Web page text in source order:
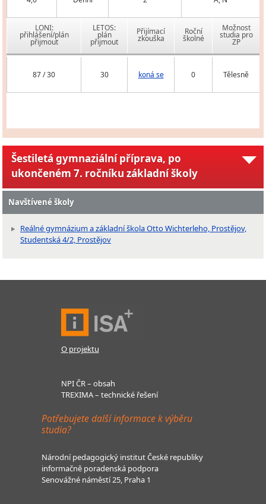
LONI:
přihlášení/plán
přijmout
LETOS:
plán
přijmout
Přijímací
zkouška
Roční
školné
Možnost
studia pro
ZP
87 / 30 30 koná se 0 Tělesně
Šestiletá gymnaziální příprava, po
ukončeném 7. ročníku základní školy
Navštívené školy
Reálné gymnázium a základní škola Otto Wichterleho, Prostějov,
Studentská 4/2, Prostějov
O projektu
NPI ČR – obsah
TREXIMA – technické řešení
Potřebujete další informace k výběru
studia?
Národní pedagogický institut České republiky
informačně poradenská podpora
Senovážné náměstí 25, Praha 1